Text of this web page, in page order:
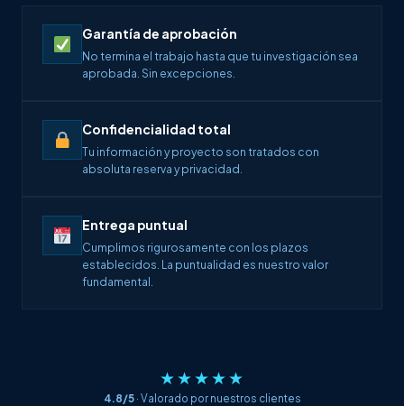
Garantía de aprobación
No termina el trabajo hasta que tu investigación sea
aprobada. Sin excepciones.
Confidencialidad total
Tu información y proyecto son tratados con
absoluta reserva y privacidad.
Entrega puntual
Cumplimos rigurosamente con los plazos
establecidos. La puntualidad es nuestro valor
fundamental.
★★★★★
4.8/5· Valorado por nuestros clientes